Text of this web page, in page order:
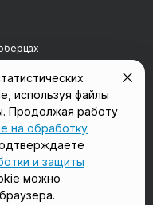
используя файлы
Продолжая работу
на обработку
и защиты
можно